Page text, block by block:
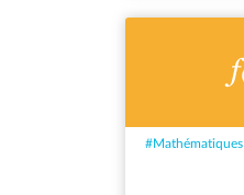
#Mathématiques